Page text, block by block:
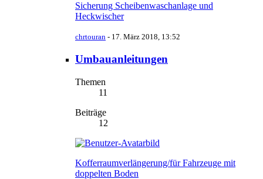
Sicherung Scheibenwaschanlage und
Heckwischer
chrtouran - 17. März 2018, 13:52
Umbauanleitungen
Themen
11
Beiträge
12
Kofferraumverlängerung/für Fahrzeuge mit
doppelten Boden